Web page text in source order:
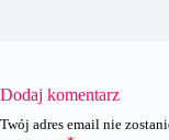
Dodaj komentarz
Twój adres email nie